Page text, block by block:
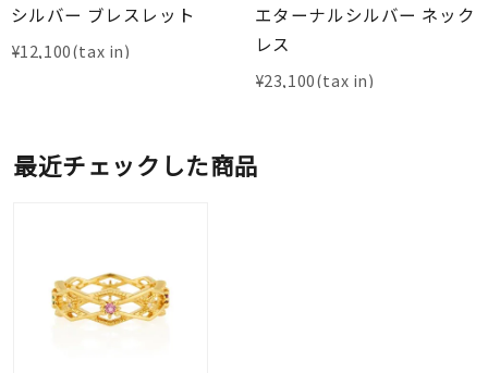
シルバー ブレスレット
¥12,100
エターナルシルバー ネック
レス
¥23,100
最近チェックした商品